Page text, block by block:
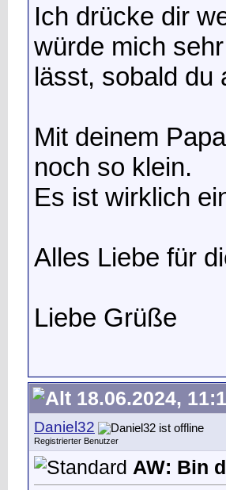
Ich drücke dir
würde mich
lässt, sobald du
Mit deinem
noch so klein.
Es ist wirklich
Alles Liebe für
Liebe Grüße
18.06.2024,
Daniel32
Registrierter Benutzer
AW: Bin